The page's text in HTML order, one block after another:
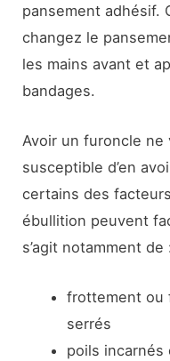
pansement adhésif.
changez le
les mains avant et
bandages.
Avoir un furoncle ne
susceptible d’en
certains des
ébullition peuvent
s’agit notamment de
frottement ou
serrés
poils incarnés